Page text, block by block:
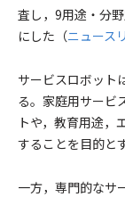
査し，9用途・分
にした（ニュース
サービスロボット
る。家庭用サービ
トや，教育用途，
することを目的と
一方，専門的なサ